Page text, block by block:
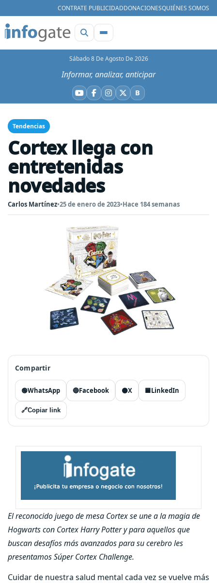
CONTRATE PUBLICIDADDONACIONESQUIÉNES SOMOS
Sábado 8 De Agosto De 2026
Informar, analizar, anticipar
YouTube
Facebook
Instagram
X BBluesky
Tendencias
Cortex llega con
entretenidas
novedades
Carlos Martínez•25 de enero de 2023•Hace 184 semanas
Compartir
🟢WhatsApp 🔵Facebook ⚫X 🟦LinkedIn
🔗Copiar link
El reconocido juego de mesa Cortex se une a la magia de
Hogwarts con Cortex Harry Potter y para aquellos que
buscan desafíos más avanzados para su cerebro les
presentamos Súper Cortex Challenge.
Cuidar de nuestra salud mental cada vez se vuelve más